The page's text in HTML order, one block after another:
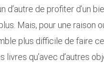
d’autre de profiter d’un
Mais, pour une raison
plus difficile de faire
livres qu’avec d’autres